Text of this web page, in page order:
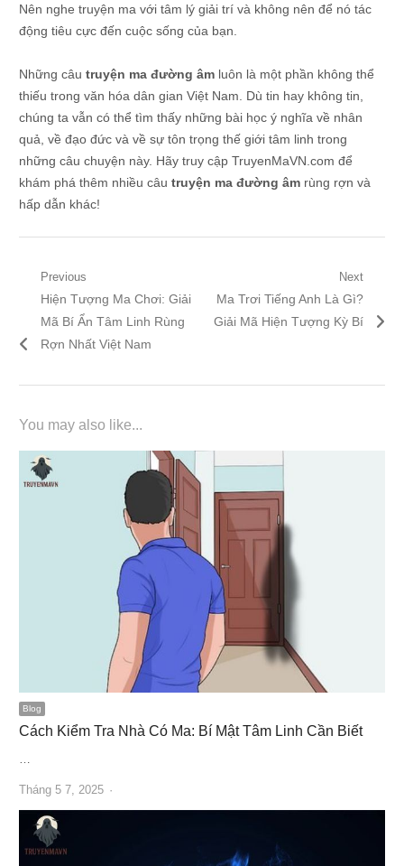
Nên nghe truyện ma với tâm lý giải trí và không nên để nó tác
động tiêu cực đến cuộc sống của bạn.
Những câu truyện ma đường âmluôn là một phần không thể
thiếu trong văn hóa dân gian Việt Nam. Dù tin hay không tin,
chúng ta vẫn có thể tìm thấy những bài học ý nghĩa về nhân
quả, về đạo đức và về sự tôn trọng thế giới tâm linh trong
những câu chuyện này. Hãy truy cập TruyenMaVN.com để
khám phá thêm nhiều câu truyện ma đường âmrùng rợn và
hấp dẫn khác!
Điều
hướng
bài
viết
Previous
Previous
post:
Hiện Tượng Ma Chơi: Giải
Mã Bí Ẩn Tâm Linh Rùng
Rợn Nhất Việt Nam
Next
Next
post:
Ma Trơi Tiếng Anh Là Gì?
Giải Mã Hiện Tượng Kỳ Bí
You may also like...
Blog
Cách Kiểm Tra Nhà Có Ma: Bí Mật Tâm Linh Cần Biết
…
Tháng 5 7, 2025